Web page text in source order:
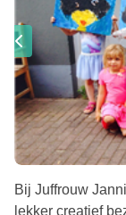
Bij Juffrouw
lekker creatief